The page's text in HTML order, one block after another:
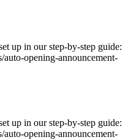
up in our step-by-step guide:
opening-announcement-
up in our step-by-step guide:
opening-announcement-